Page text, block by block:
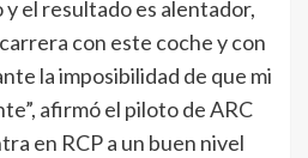
el resultado es alentador,
con este coche y con
la imposibilidad de que mi
afirmó el piloto de ARC
en RCP a un buen nivel